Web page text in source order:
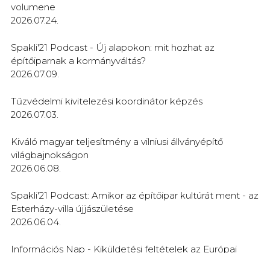
volumene
2026.07.24.
Spakli'21 Podcast - Új alapokon: mit hozhat az
építőiparnak a kormányváltás?
2026.07.09.
Tűzvédelmi kivitelezési koordinátor képzés
2026.07.03.
Kiváló magyar teljesítmény a vilniusi állványépítő
világbajnokságon
2026.06.08.
Spakli'21 Podcast: Amikor az építőipar kultúrát ment - az
Esterházy-villa újjászületése
2026.06.04.
Információs Nap - Kiküldetési feltételek az Európai